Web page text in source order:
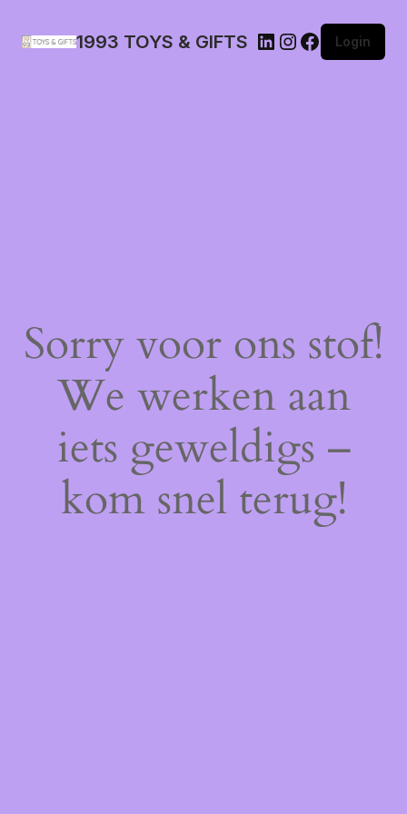
1993 TOYS & GIFTS Login
Sorry voor ons stof!
We werken aan
iets geweldigs –
kom snel terug!